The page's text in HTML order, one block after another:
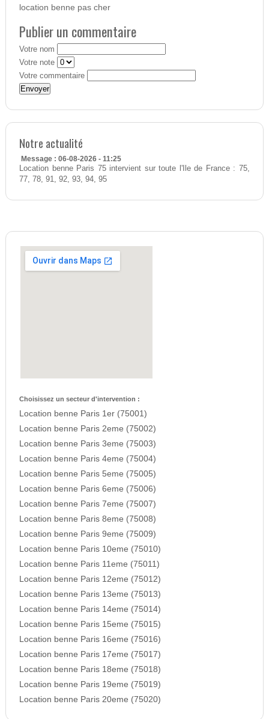
location benne pas cher
Publier un commentaire
Votre nom
Votre note
Votre commentaire
Notre actualité
Message : 06-08-2026 - 11:25
Location benne Paris 75 intervient sur toute l'Ile de France : 75,
77, 78, 91, 92, 93, 94, 95
Choisissez un secteur d'intervention :
Location benne Paris 1er (75001)
Location benne Paris 2eme (75002)
Location benne Paris 3eme (75003)
Location benne Paris 4eme (75004)
Location benne Paris 5eme (75005)
Location benne Paris 6eme (75006)
Location benne Paris 7eme (75007)
Location benne Paris 8eme (75008)
Location benne Paris 9eme (75009)
Location benne Paris 10eme (75010)
Location benne Paris 11eme (75011)
Location benne Paris 12eme (75012)
Location benne Paris 13eme (75013)
Location benne Paris 14eme (75014)
Location benne Paris 15eme (75015)
Location benne Paris 16eme (75016)
Location benne Paris 17eme (75017)
Location benne Paris 18eme (75018)
Location benne Paris 19eme (75019)
Location benne Paris 20eme (75020)